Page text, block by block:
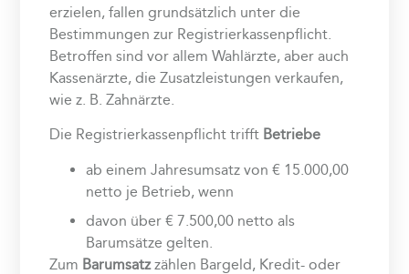
erzielen, fallen grundsätzlich unter die
Bestimmungen zur Registrierkassenpflicht.
Betroffen sind vor allem Wahlärzte, aber auch
Kassenärzte, die Zusatzleistungen verkaufen,
wie z. B. Zahnärzte.
Die Registrierkassenpflicht trifft Betriebe
ab einem Jahresumsatz von € 15.000,00
netto je Betrieb, wenn
davon über € 7.500,00 netto als
Barumsätze gelten.
Zum Barumsatzzählen Bargeld, Kredit- oder